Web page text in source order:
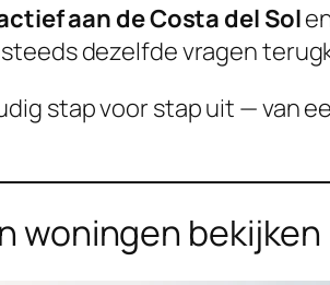
aan de Costa del Sol
dezelfde vragen
stap voor stap uit — van
woningen bekijken